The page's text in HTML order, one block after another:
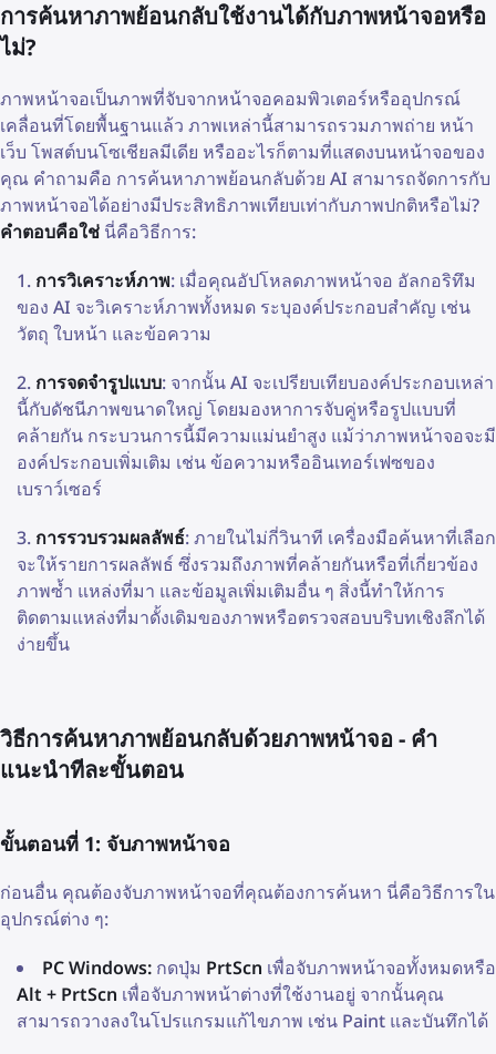
การค้นหาภาพย้อนกลับใช้งานได้กับภาพหน้าจอหรือ
ไม่?
ภาพหน้าจอเป็นภาพที่จับจากหน้าจอคอมพิวเตอร์หรืออุปกรณ์
เคลื่อนที่โดยพื้นฐานแล้ว ภาพเหล่านี้สามารถรวมภาพถ่าย หน้า
เว็บ โพสต์บนโซเชียลมีเดีย หรืออะไรก็ตามที่แสดงบนหน้าจอของ
คุณ คำถามคือ การค้นหาภาพย้อนกลับด้วย AI สามารถจัดการกับ
ภาพหน้าจอได้อย่างมีประสิทธิภาพเทียบเท่ากับภาพปกติหรือไม่?
คำตอบคือใช่ นี่คือวิธีการ:
การวิเคราะห์ภาพ: เมื่อคุณอัปโหลดภาพหน้าจอ อัลกอริทึม
ของ AI จะวิเคราะห์ภาพทั้งหมด ระบุองค์ประกอบสำคัญ เช่น
วัตถุ ใบหน้า และข้อความ
การจดจำรูปแบบ: จากนั้น AI จะเปรียบเทียบองค์ประกอบเหล่า
นี้กับดัชนีภาพขนาดใหญ่ โดยมองหาการจับคู่หรือรูปแบบที่
คล้ายกัน กระบวนการนี้มีความแม่นยำสูง แม้ว่าภาพหน้าจอจะมี
องค์ประกอบเพิ่มเติม เช่น ข้อความหรืออินเทอร์เฟซของ
เบราว์เซอร์
การรวบรวมผลลัพธ์: ภายในไม่กี่วินาที เครื่องมือค้นหาที่เลือก
จะให้รายการผลลัพธ์ ซึ่งรวมถึงภาพที่คล้ายกันหรือที่เกี่ยวข้อง
ภาพซ้ำ แหล่งที่มา และข้อมูลเพิ่มเติมอื่น ๆ สิ่งนี้ทำให้การ
ติดตามแหล่งที่มาดั้งเดิมของภาพหรือตรวจสอบบริบทเชิงลึกได้
ง่ายขึ้น
วิธีการค้นหาภาพย้อนกลับด้วยภาพหน้าจอ - คำ
แนะนำทีละขั้นตอน
ขั้นตอนที่ 1: จับภาพหน้าจอ
ก่อนอื่น คุณต้องจับภาพหน้าจอที่คุณต้องการค้นหา นี่คือวิธีการใน
อุปกรณ์ต่าง ๆ:
PC Windows: กดปุ่ม PrtScn เพื่อจับภาพหน้าจอทั้งหมดหรือ
Alt + PrtScn เพื่อจับภาพหน้าต่างที่ใช้งานอยู่ จากนั้นคุณ
สามารถวางลงในโปรแกรมแก้ไขภาพ เช่น Paint และบันทึกได้